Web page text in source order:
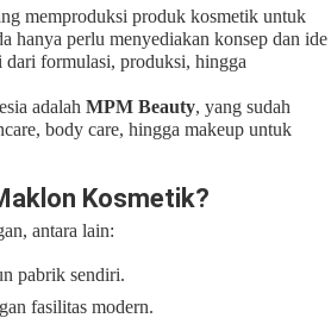
memproduksi produk kosmetik untuk
hanya perlu menyediakan konsep dan ide
formulasi, produksi, hingga
adalah MPM Beauty, yang sudah
body care, hingga makeup untuk
Kosmetik?
antara lain:
pabrik sendiri.
fasilitas modern.